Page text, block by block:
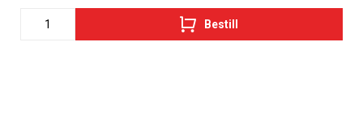
Bestill